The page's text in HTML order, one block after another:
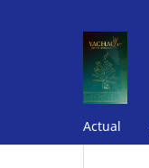
Actual